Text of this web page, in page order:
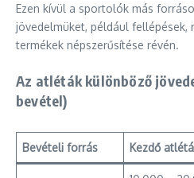
Ezen kívül a sportolók más
jövedelmüket, például fellépések,
termékek népszerűsítése révén.
Az atléták különböző
bevétel)
Bevételi forrás Kezdő